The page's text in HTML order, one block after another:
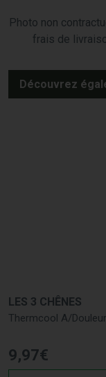
Photo non
frais de
Découvrez
LES 3 CHÊNES
Thermcool A/
9,97€